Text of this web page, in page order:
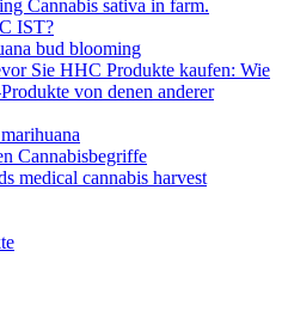
IST?
Sie HHC Produkte kaufen: Wie
von denen anderer
Cannabisbegriffe